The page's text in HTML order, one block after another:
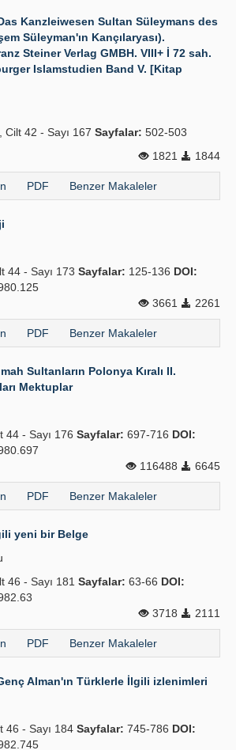
Kanzleiwesen Sultan Süleymans des
Süleyman'ın Kançılaryası).
Steiner Verlag GMBH. VIII+ İ 72 sah.
Islamstudien Band V. [Kitap
Cilt 42 - Sayı 167 Sayfalar: 502-503
1821
1844
PDF Benzer Makaleler
44 - Sayı 173 Sayfalar: 125-136 DOI:
3661
2261
PDF Benzer Makaleler
Sultanların Polonya Kıralı II.
Mektuplar
44 - Sayı 176 Sayfalar: 697-716 DOI:
116488
6645
PDF Benzer Makaleler
yeni bir Belge
46 - Sayı 181 Sayfalar: 63-66 DOI:
3718
2111
PDF Benzer Makaleler
Alman'ın Türklerle İlgili izlenimleri
46 - Sayı 184 Sayfalar: 745-786 DOI: